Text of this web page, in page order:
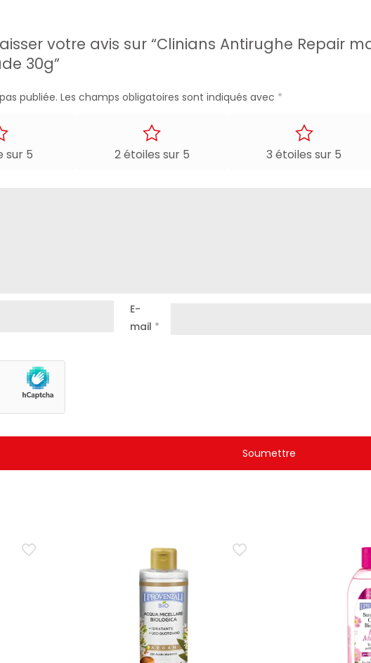
votre avis sur “Clinians Antirughe Repair
30g”
publiée. Les champs obligatoires sont indiqués avec *
sur 5 2 étoiles sur 5 3 étoiles sur 5
E-
mail *